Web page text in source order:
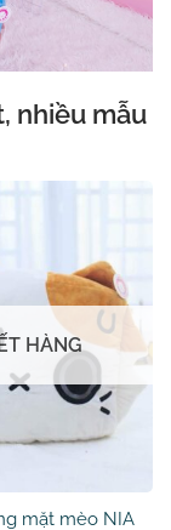
nhiều mẫu
HÀNG
mặt mèo NIA